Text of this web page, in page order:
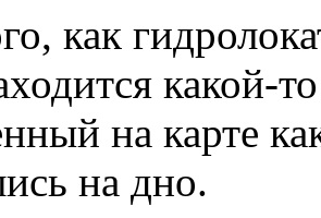
как
какой-
на карте
на дно.